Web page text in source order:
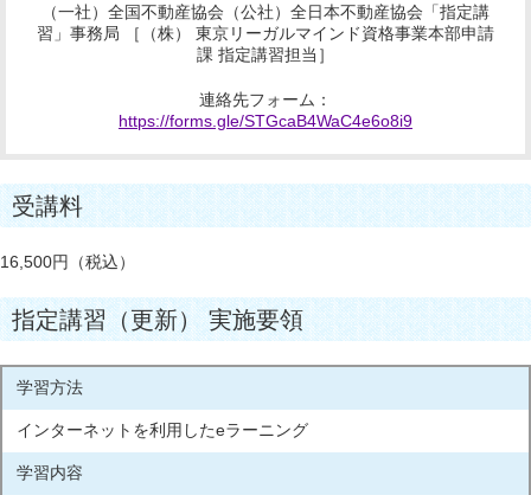
（一社）全国不動産協会（公社）全日本不動産協会「指定講
習」事務局 ［（株） 東京リーガルマインド資格事業本部申請
課 指定講習担当］
連絡先フォーム：
https://forms.gle/STGcaB4WaC4e6o8i9
受講料
16,500円（税込）
指定講習（更新） 実施要領
学習方法
インターネットを利用したeラーニング
学習内容